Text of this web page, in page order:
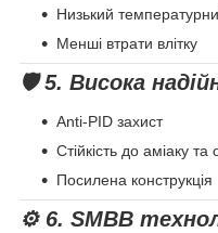
Низький
Менші втрати влітку
🛡 5. Висока
Anti-PID захист
Стійкість до аміаку
Посилена конструкція
⚙️ 6. SMBB